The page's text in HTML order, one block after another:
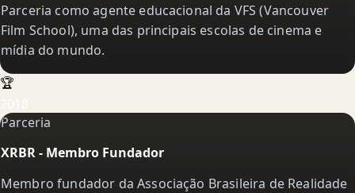
Parceria como agente educacional da VFS (Vancouver
Film School), uma das principais escolas de cinema e
mídia do mundo.
🏆
Parceria
XRBR - Membro Fundador
Membro fundador da Associação Brasileira de Realidade